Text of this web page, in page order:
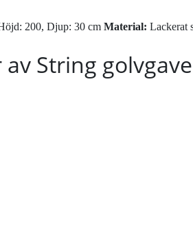
200, Djup: 30 cm Material: Lackerat
av String